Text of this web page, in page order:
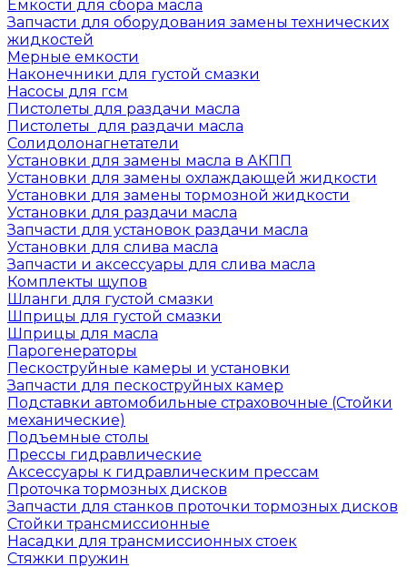
Емкости для сбора масла
Запчасти для оборудования замены технических
жидкостей
Мерные емкости
Наконечники для густой смазки
Насосы для гсм
Пистолеты для раздачи масла
Пистолеты для раздачи масла
Солидолонагнетатели
Установки для замены масла в АКПП
Установки для замены охлаждающей жидкости
Установки для замены тормозной жидкости
Установки для раздачи масла
Запчасти для установок раздачи масла
Установки для слива масла
Запчасти и аксессуары для слива масла
Комплекты щупов
Шланги для густой смазки
Шприцы для густой смазки
Шприцы для масла
Парогенераторы
Пескоструйные камеры и установки
Запчасти для пескоструйных камер
Подставки автомобильные страховочные (Стойки
механические)
Подъемные столы
Прессы гидравлические
Аксессуары к гидравлическим прессам
Проточка тормозных дисков
Запчасти для станков проточки тормозных дисков
Стойки трансмиссионные
Насадки для трансмиссионных стоек
Стяжки пружин